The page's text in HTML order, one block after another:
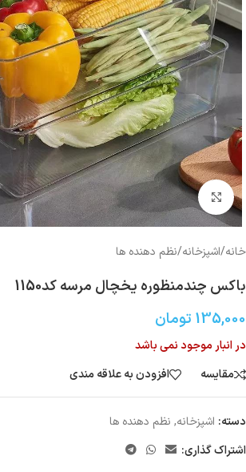
بزرگنمایی تصویر
خانه/اشپزخانه/نظم دهنده ها
باکس چندمنظوره یخچال‌ مرسه کد1150
135,000 تومان
در انبار موجود نمی باشد
مقایسه
افزودن به علاقه مندی
دسته: اشپزخانه, نظم دهنده ها
اشتراک گذاری: